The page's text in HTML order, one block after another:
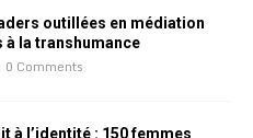
outillées en médiation
la transhumance
0 Comments
à l’identité : 150 femmes